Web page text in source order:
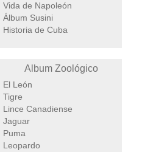
Vida de Napoleón
Álbum Susini
Historia de Cuba
Album Zoológico
El León
Tigre
Lince Canadiense
Jaguar
Puma
Leopardo